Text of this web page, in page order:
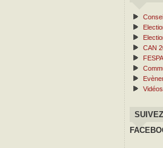
CAN
Vidéos